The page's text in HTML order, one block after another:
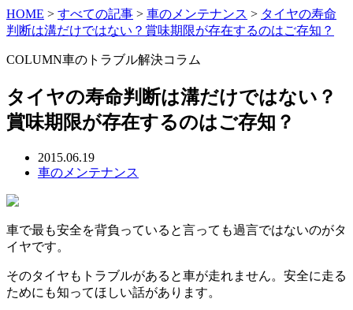
HOME > すべての記事 > 車のメンテナンス > タイヤの寿命
判断は溝だけではない？賞味期限が存在するのはご存知？
COLUMN車のトラブル解決コラム
タイヤの寿命判断は溝だけではない？
賞味期限が存在するのはご存知？
2015.06.19
車のメンテナンス
車で最も安全を背負っていると言っても過言ではないのがタ
イヤです。
そのタイヤもトラブルがあると車が走れません。安全に走る
ためにも知ってほしい話があります。